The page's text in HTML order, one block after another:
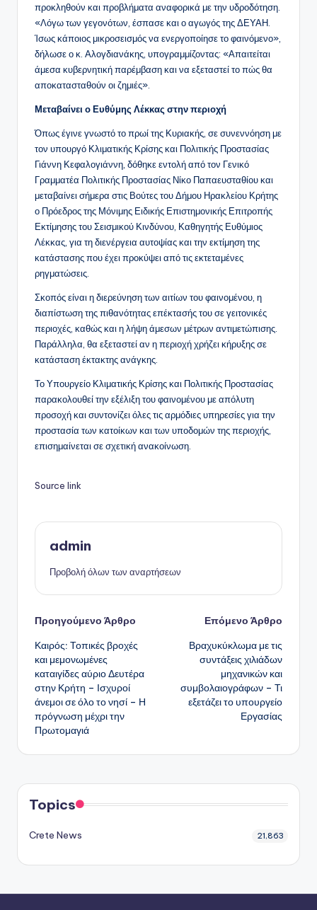
προκληθούν και προβλήματα αναφορικά με την υδροδότηση.
«Λόγω των γεγονότων, έσπασε και ο αγωγός της ΔΕΥΑΗ.
Ίσως κάποιος μικροσεισμός να ενεργοποίησε το φαινόμενο»,
δήλωσε ο κ. Αλογδιανάκης, υπογραμμίζοντας: «Απαιτείται
άμεσα κυβερνητική παρέμβαση και να εξεταστεί το πώς θα
αποκατασταθούν οι ζημιές».
Μεταβαίνει ο Ευθύμης Λέκκας στην περιοχή
Όπως έγινε γνωστό το πρωί της Κυριακής, σε συνεννόηση με
τον υπουργό Κλιματικής Κρίσης και Πολιτικής Προστασίας
Γιάννη Κεφαλογιάννη, δόθηκε εντολή από τον Γενικό
Γραμματέα Πολιτικής Προστασίας Νίκο Παπαευσταθίου και
μεταβαίνει σήμερα στις Βούτες του Δήμου Ηρακλείου Κρήτης
ο Πρόεδρος της Μόνιμης Ειδικής Επιστημονικής Επιτροπής
Εκτίμησης του Σεισμικού Κινδύνου, Καθηγητής Ευθύμιος
Λέκκας, για τη διενέργεια αυτοψίας και την εκτίμηση της
κατάστασης που έχει προκύψει από τις εκτεταμένες
ρηγματώσεις.
Σκοπός είναι η διερεύνηση των αιτίων του φαινομένου, η
διαπίστωση της πιθανότητας επέκτασής του σε γειτονικές
περιοχές, καθώς και η λήψη άμεσων μέτρων αντιμετώπισης.
Παράλληλα, θα εξεταστεί αν η περιοχή χρήζει κήρυξης σε
κατάσταση έκτακτης ανάγκης.
Το Υπουργείο Κλιματικής Κρίσης και Πολιτικής Προστασίας
παρακολουθεί την εξέλιξη του φαινομένου με απόλυτη
προσοχή και συντονίζει όλες τις αρμόδιες υπηρεσίες για την
προστασία των κατοίκων και των υποδομών της περιοχής,
επισημαίνεται σε σχετική ανακοίνωση.
Source link
admin
Προβολή όλων των αναρτήσεων
Πλοήγηση
δημοσιεύσεων
Προηγούμενο Άρθρο
Καιρός: Τοπικές βροχές
και μεμονωμένες
καταιγίδες αύριο Δευτέρα
στην Κρήτη – Ισχυροί
άνεμοι σε όλο το νησί – Η
πρόγνωση μέχρι την
Πρωτομαγιά
Επόμενο Άρθρο
Βραχυκύκλωμα με τις
συντάξεις χιλιάδων
μηχανικών και
συμβολαιογράφων – Τι
εξετάζει το υπουργείο
Εργασίας
Topics
Crete News 21,863